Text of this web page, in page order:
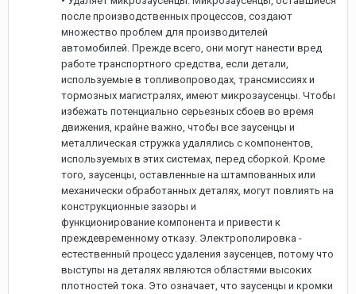
после производственных процессов, создают
множество проблем для производителей
автомобилей. Прежде всего, они могут нанести вред
работе транспортного средства, если детали,
используемые в топливопроводах, трансмиссиях и
тормозных магистралях, имеют микрозаусенцы. Чтобы
избежать потенциально серьезных сбоев во время
движения, крайне важно, чтобы все заусенцы и
металлическая стружка удалялись с компонентов,
используемых в этих системах, перед сборкой. Кроме
того, заусенцы, оставленные на штампованных или
механически обработанных деталях, могут повлиять на
конструкционные зазоры и
функционирование компонента и привести к
преждевременному отказу. Электрополировка -
естественный процесс удаления заусенцев, потому что
выступы на деталях являются областями высоких
плотностей тока. Это означает, что заусенцы и кромки